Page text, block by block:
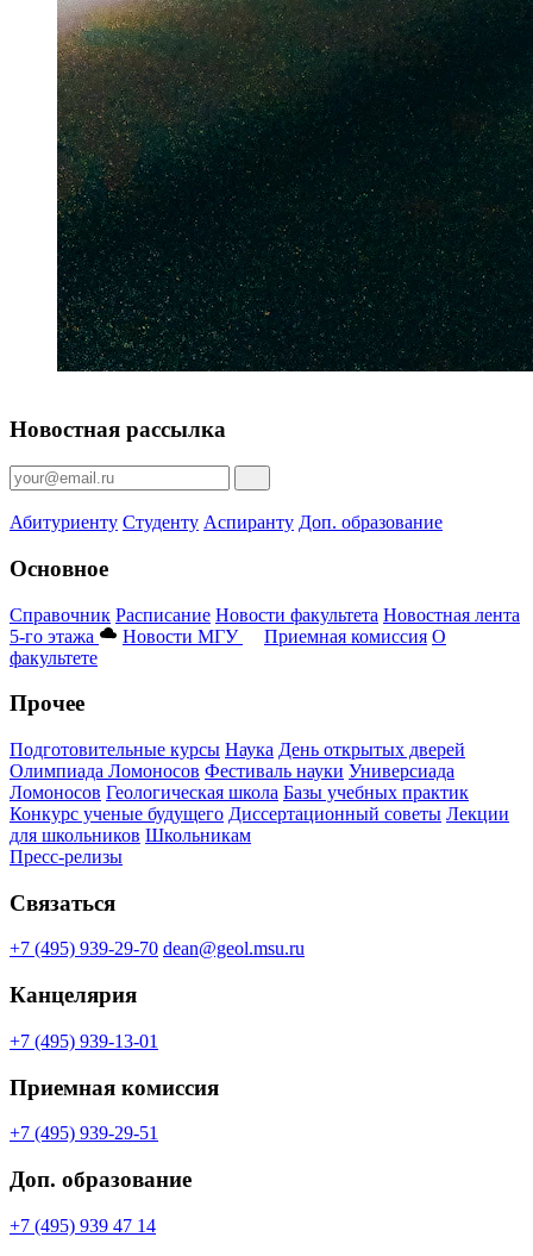
Новостная рассылка
Абитуриенту Студенту Аспиранту Доп. образование
Основное
Справочник Расписание Новости факультета Новостная лента
5-го этажа
Новости МГУ Приемная комиссия О
факультете
Прочее
Подготовительные курсы Наука День открытых дверей
Олимпиада Ломоносов Фестиваль науки Универсиада
Ломоносов Геологическая школа Базы учебных практик
Конкурс ученые будущего Диссертационный советы Лекции
для школьников Школьникам
Пресс-релизы
Связаться
+7 (495) 939-29-70 dean@geol.msu.ru
Канцелярия
+7 (495) 939-13-01
Приемная комиссия
+7 (495) 939-29-51
Доп. образование
+7 (495) 939 47 14